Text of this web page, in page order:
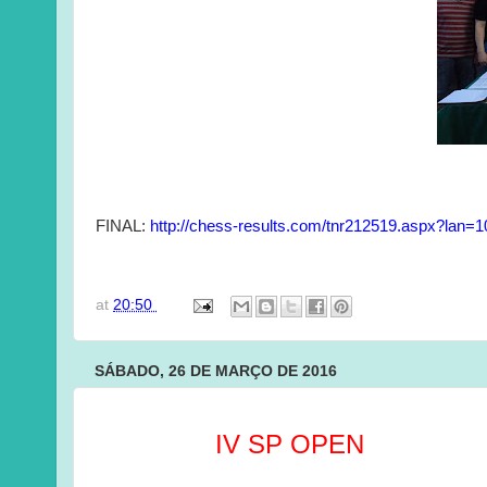
FINAL: http://chess-results.com/
at 20:50
SÁBADO, 26 DE MARÇO DE 2016
IV SP OPEN